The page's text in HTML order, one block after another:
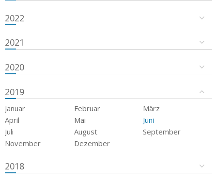
2022
2021
2020
2019
Januar Februar
März
April
Mai
Juni
Juli
August
September
November
Dezember
2018